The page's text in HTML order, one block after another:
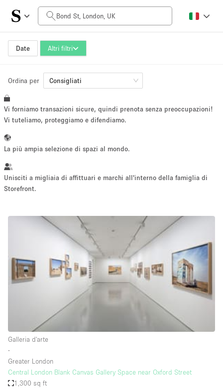
Date Altri filtri
Prezzo al giorno
£0
Dimensioni dello spazio
5000+ sq ft
~ 13 persone
artistico
fotografico
Conferenza Meeting
Acquista
Condividi
Acquista Condividi
Atelier / Laboratorio
Ordina per Consigliati
Vi forniamo transazioni sicure, quindi prenota senza preoccupazioni!
Vi tuteliamo, proteggiamo e difendiamo.
La più ampia selezione di spazi al mondo.
Unisciti a migliaia di affittuari e marchi all'interno della famiglia di
Storefront.
Galleria d'arte
∙
Greater London
Central London Blank Canvas Gallery Space near Oxford Street
1,300 sq ft